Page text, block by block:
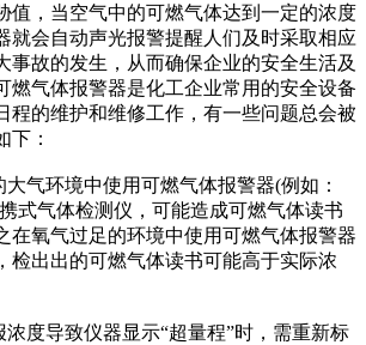
值，当空气中的可燃气体达到一定的浓度
就会自动声光报警提醒人们及时采取相应
事故的发生，从而确保企业的安全生活及
燃气体报警器是化工企业常用的安全设备
程的维护和维修工作，有一些问题总会被
下：
环境中使用可燃气体报警器(例如：
式气体检测仪，可能造成可燃气体读书
在氧气过足的环境中使用可燃气体报警器
检出出的可燃气体读书可能高于实际浓
导致仪器显示“超量程”时，需重新标